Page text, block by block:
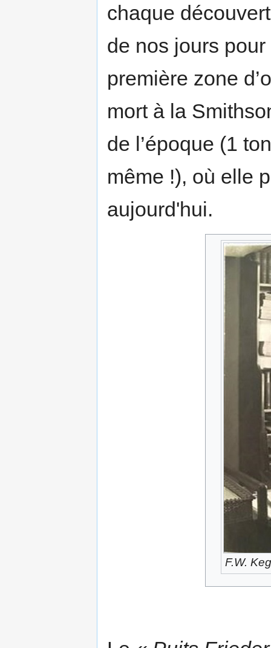
chaque
de nos jours
première zone
mort à la
de l’époque (1
même !), où elle
aujourd'hui.
F.W.